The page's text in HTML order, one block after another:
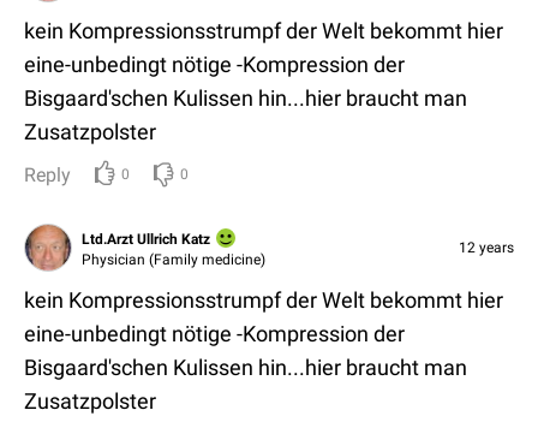
kein Kompressionsstrumpf der Welt bekommt hier
eine-unbedingt nötige -Kompression der
Bisgaard'schen Kulissen hin...hier braucht man
Zusatzpolster
Reply 0 0
Ltd.Arzt Ullrich Katz
Physician (Family medicine)
12 years
kein Kompressionsstrumpf der Welt bekommt hier
eine-unbedingt nötige -Kompression der
Bisgaard'schen Kulissen hin...hier braucht man
Zusatzpolster